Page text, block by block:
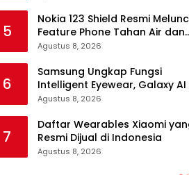
5
Nokia 123 Shield Resmi
Feature Phone Tahan Air dan
Debu
Agustus 8, 2026
6
Samsung Ungkap Fungsi
Intelligent Eyewear, Galaxy AI
Bisa Diakses Tanpa Layar
Agustus 8, 2026
7
Daftar Wearables Xiaomi
Resmi Dijual di Indonesia
Agustus 8, 2026